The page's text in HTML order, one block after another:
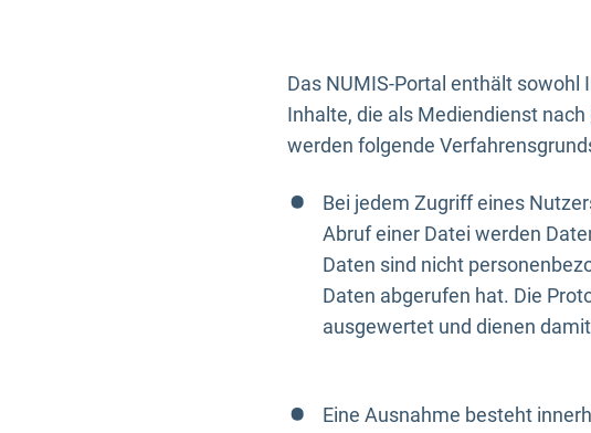
Das NUMIS-Portal enthält sowohl
Inhalte, die als Mediendienst
werden folgende
Bei jedem Zugriff eines
Abruf einer Datei werden
Daten sind nicht
Daten abgerufen hat. Die
ausgewertet und dienen
Eine Ausnahme besteht